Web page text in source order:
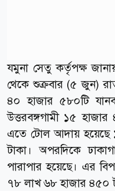
যমুনা সেতু কর্তৃপক্ষ
থেকে শুক্রবার (৫ জুন)
৪০ হাজার ৫৮০টি
উত্তরবঙ্গগামী ১৫ হাজার
এতে টোল আদায় হয়েছে
টাকা। অপরদিকে
পারাপার হয়েছে। এর
৭৮ লাখ ৬৮ হাজার ৪৫০